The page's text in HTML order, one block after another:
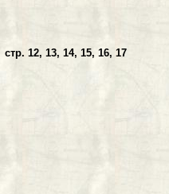
стр. 12, 13, 14, 15, 16, 17